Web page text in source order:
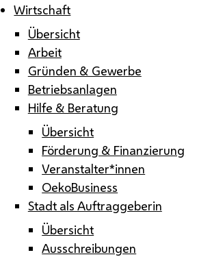
Wirtschaft
Übersicht
Arbeit
Gründen & Gewerbe
Betriebsanlagen
Hilfe & Beratung
Übersicht
Förderung & Finanzierung
Veranstalter*innen
OekoBusiness
Stadt als Auftraggeberin
Übersicht
Ausschreibungen